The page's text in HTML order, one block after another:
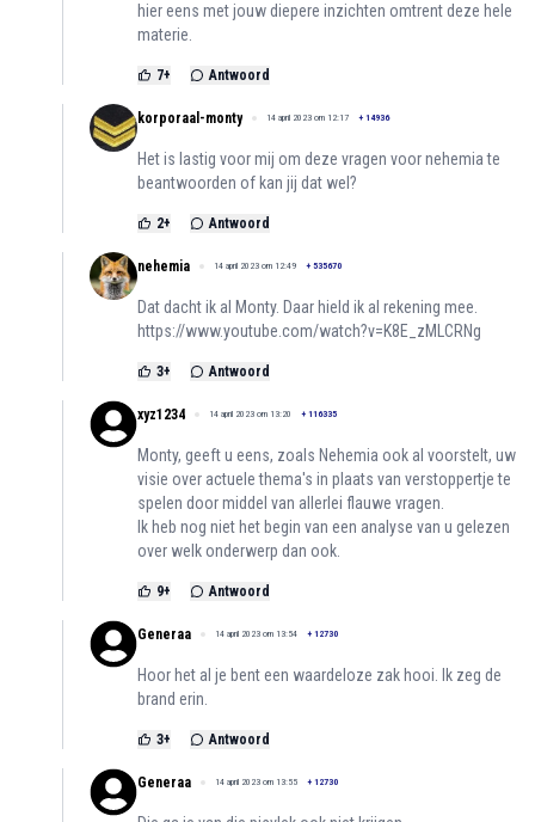
hier eens met jouw diepere inzichten omtrent deze hele
materie.
7+ Antwoord
korporaal-monty 14 april 2023 om 12:17 + 14936
Het is lastig voor mij om deze vragen voor nehemia te
beantwoorden of kan jij dat wel?
2+ Antwoord
nehemia 14 april 2023 om 12:49 + 535670
Dat dacht ik al Monty. Daar hield ik al rekening mee.
https://www.youtube.com/watch?v=K8E_zMLCRNg
3+ Antwoord
xyz1234 14 april 2023 om 13:20 + 116335
Monty, geeft u eens, zoals Nehemia ook al voorstelt, uw
visie over actuele thema's in plaats van verstoppertje te
spelen door middel van allerlei flauwe vragen.
Ik heb nog niet het begin van een analyse van u gelezen
over welk onderwerp dan ook.
9+ Antwoord
Generaa 14 april 2023 om 13:54 + 12730
Hoor het al je bent een waardeloze zak hooi. Ik zeg de
brand erin.
3+ Antwoord
Generaa 14 april 2023 om 13:55 + 12730